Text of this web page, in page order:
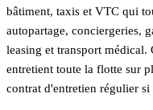
bâtiment, taxis et VTC qui
autopartage, conciergeries,
leasing et transport médical.
entretient toute la flotte sur
contrat d'entretien régulier si